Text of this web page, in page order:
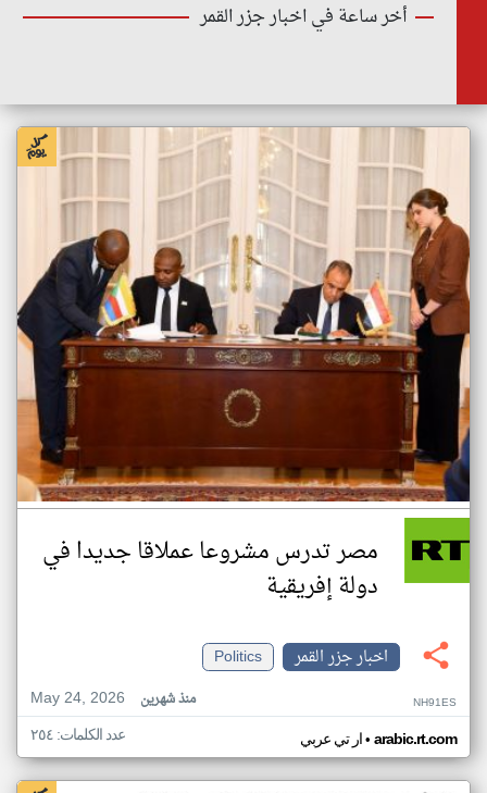
أخر ساعة في اخبار جزر القمر
مصر تدرس مشروعا عملاقا جديدا في
دولة إفريقية
اخبار جزر القمر
Politics
May 24, 2026
منذ شهرين NH91ES
ار تي عربي• arabic.rt.com عدد الكلمات: ٢٥٤